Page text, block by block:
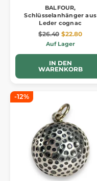
BALFOUR,
Schlüsselanhänger aus
Leder cognac
$26.40 $22.80
Auf Lager
IN DEN
WARENKORB
-12%